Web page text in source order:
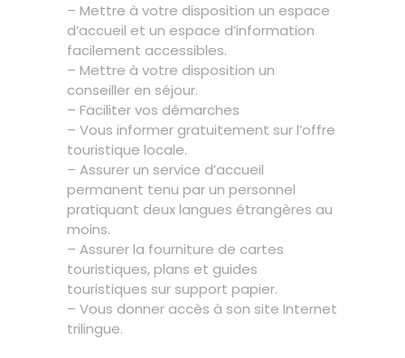
– Mettre à votre disposition un espace
d’accueil et un espace d’information
facilement accessibles.
– Mettre à votre disposition un
conseiller en séjour.
– Faciliter vos démarches
– Vous informer gratuitement sur l’offre
touristique locale.
– Assurer un service d’accueil
permanent tenu par un personnel
pratiquant deux langues étrangères au
moins.
– Assurer la fourniture de cartes
touristiques, plans et guides
touristiques sur support papier.
– Vous donner accès à son site Internet
trilingue.